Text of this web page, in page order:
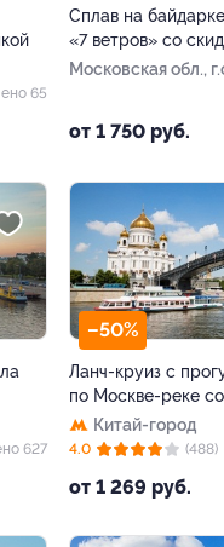
65
Сплав на
«7 ветров» со
Московская обл.,
от 1 750 руб.
627
–50%
Ланч-круиз с
по Москве-реке
Китай-город
от 1 269 руб.
4.0 (488)